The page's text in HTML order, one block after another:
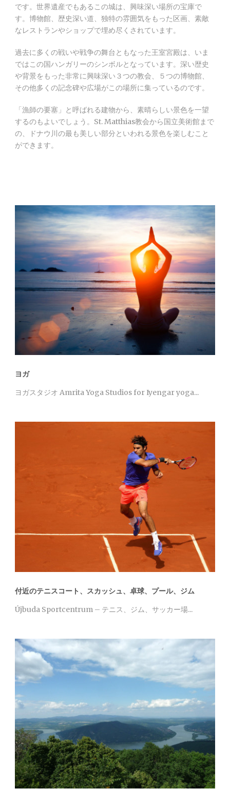
です。世界遺産でもあるこの城は、興味深い場所の宝庫で
す。博物館、歴史深い道、独特の雰囲気をもった区画、素敵
なレストランやショップで埋め尽くされています。
過去に多くの戦いや戦争の舞台ともなった王室宮殿は、いま
ではこの国ハンガリーのシンボルとなっています。深い歴史
や背景をもった非常に興味深い３つの教会、５つの博物館、
その他多くの記念碑や広場がこの場所に集っているのです。
「漁師の要塞」と呼ばれる建物から、素晴らしい景色を一望
するのもよいでしょう。St. Matthias教会から国立美術館まで
の、ドナウ川の最も美しい部分といわれる景色を楽しむこと
ができます。
ヨガ
ヨガスタジオ Amrita Yoga Studios for Iyengar yoga...
付近のテニスコート、スカッシュ、卓球、プール、ジム
Újbuda Sportcentrum – テニス、ジム、サッカー場...